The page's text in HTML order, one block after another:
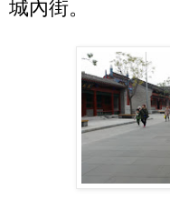
城內街。